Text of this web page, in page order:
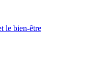
le bien-être